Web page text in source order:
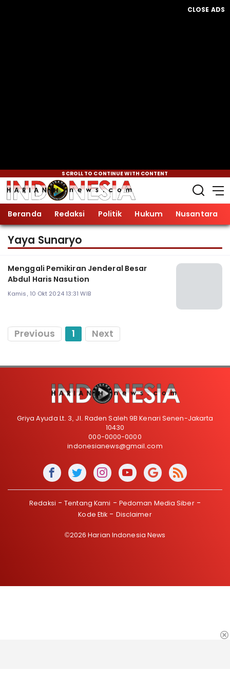
CLOSE ADS
SCROLL TO CONTINUE WITH CONTENT
Beranda Redaksi Politik Hukum Nusantara
Yaya Sunaryo
Menggali Pemikiran Jenderal Besar
Abdul Haris Nasution
Kamis, 10 Okt 2024 13:31 WIB
Previous 1 Next
Griya Ayuda Lt. 3, Jl. Raden Saleh 9B Kenari Senen-Jakarta
10430
000-0000-0000
indonesianews@gmail.com
Redaksi Tentang Kami
Pedoman Media Siber
Kode Etik
Disclaimer
©2026 Harian Indonesia News